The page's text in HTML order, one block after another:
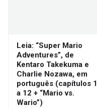
Leia: “Super Mario
Adventures”, de
Kentaro Takekuma e
Charlie Nozawa, em
português (capítulos 1
a 12 + “Mario vs.
Wario”)